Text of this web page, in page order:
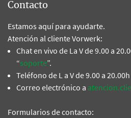
Contacto
Estamos aquí para ayudarte.
Atención al cliente Vorwerk:
Chat en vivo de La V de 9.00 a
“soporte”.
Teléfono de L a V de 9.00 a
Correo electrónico a
Formularios de contacto: